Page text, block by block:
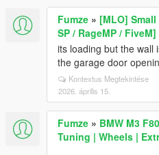
Fumze » [MLO]
SP / RageMP / FiveM]
its loading but the wall
the garage door
Kontextus Megtekintése
2026. április 15.
Fumze » BMW M3
Tuning | Wheels |